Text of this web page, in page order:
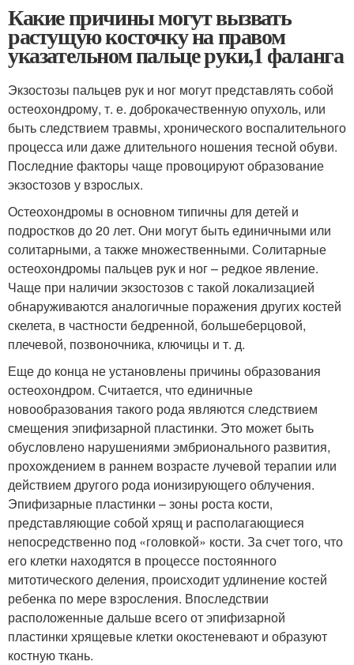
Какие причины могут вызвать
растущую косточку на правом
указательном пальце руки,1 фаланга
Экзостозы пальцев рук и ног могут представлять собой
остеохондрому, т. е. доброкачественную опухоль, или
быть следствием травмы, хронического воспалительного
процесса или даже длительного ношения тесной обуви.
Последние факторы чаще провоцируют образование
экзостозов у взрослых.
Остеохондромы в основном типичны для детей и
подростков до 20 лет. Они могут быть единичными или
солитарными, а также множественными. Солитарные
остеохондромы пальцев рук и ног – редкое явление.
Чаще при наличии экзостозов с такой локализацией
обнаруживаются аналогичные поражения других костей
скелета, в частности бедренной, большеберцовой,
плечевой, позвоночника, ключицы и т. д.
Еще до конца не установлены причины образования
остеохондром. Считается, что единичные
новообразования такого рода являются следствием
смещения эпифизарной пластинки. Это может быть
обусловлено нарушениями эмбрионального развития,
прохождением в раннем возрасте лучевой терапии или
действием другого рода ионизирующего облучения.
Эпифизарные пластинки – зоны роста кости,
представляющие собой хрящ и располагающиеся
непосредственно под «головкой» кости. За счет того, что
его клетки находятся в процессе постоянного
митотического деления, происходит удлинение костей
ребенка по мере взросления. Впоследствии
расположенные дальше всего от эпифизарной
пластинки хрящевые клетки окостеневают и образуют
костную ткань.